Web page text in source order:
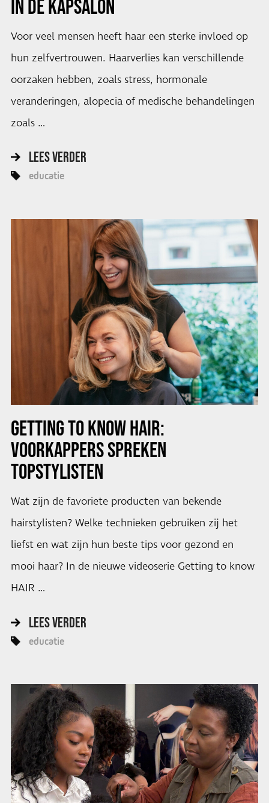
IN DE KAPSALON
Voor veel mensen heeft haar een sterke invloed op
hun zelfvertrouwen. Haarverlies kan verschillende
oorzaken hebben, zoals stress, hormonale
veranderingen, alopecia of medische behandelingen
zoals …
LEES VERDER
educatie
GETTING TO KNOW HAIR:
VOORKAPPERS SPREKEN
TOPSTYLISTEN
Wat zijn de favoriete producten van bekende
hairstylisten? Welke technieken gebruiken zij het
liefst en wat zijn hun beste tips voor gezond en
mooi haar? In de nieuwe videoserie Getting to know
HAIR …
LEES VERDER
educatie